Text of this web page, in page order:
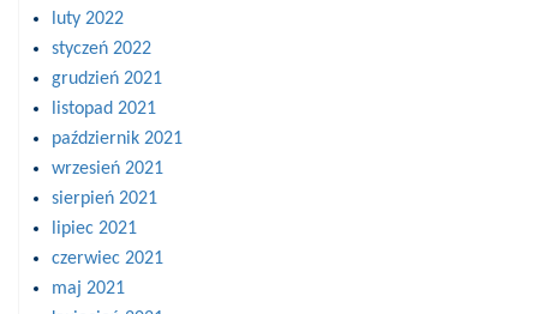
luty 2022
styczeń 2022
grudzień 2021
listopad 2021
październik 2021
wrzesień 2021
sierpień 2021
lipiec 2021
czerwiec 2021
maj 2021